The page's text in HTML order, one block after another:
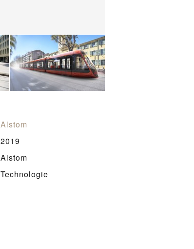
Alstom
2019
Alstom
Technologie